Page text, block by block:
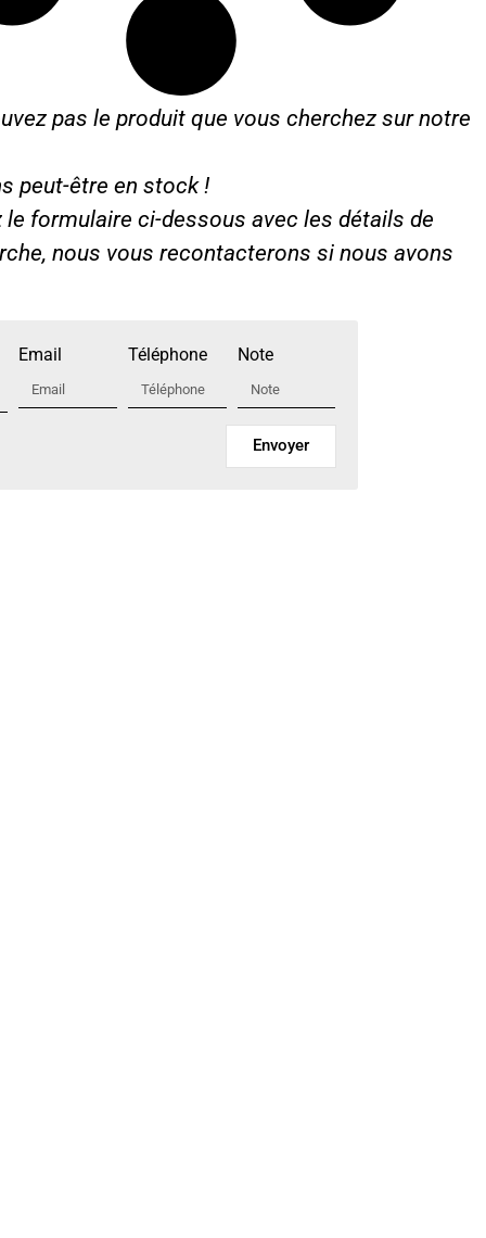
pas le produit que vous cherchez sur notre
peut-être en stock !
le formulaire ci-dessous avec les détails de
nous vous recontacterons si nous avons
Email Téléphone Note
Envoyer